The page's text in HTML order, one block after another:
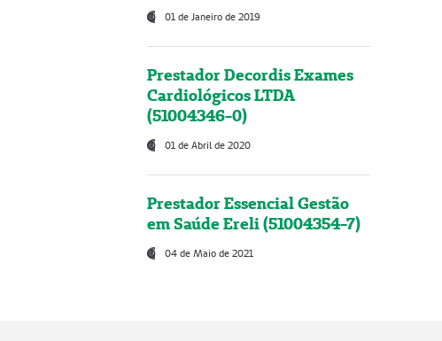
01 de Janeiro de 2019
Prestador Decordis Exames
Cardiológicos LTDA
(51004346-0)
01 de Abril de 2020
Prestador Essencial Gestão
em Saúde Ereli (51004354-7)
04 de Maio de 2021